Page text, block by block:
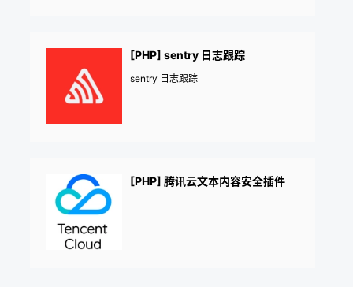
[PHP] sentry 日志跟踪
sentry 日志跟踪
[PHP] 腾讯云文本内容安全插件